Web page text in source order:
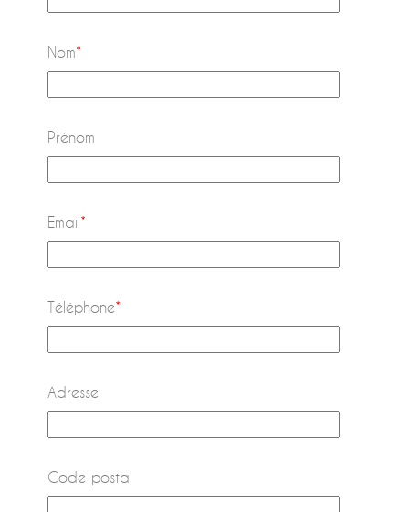
Nom*
Prénom
Email*
Téléphone*
Adresse
Code postal